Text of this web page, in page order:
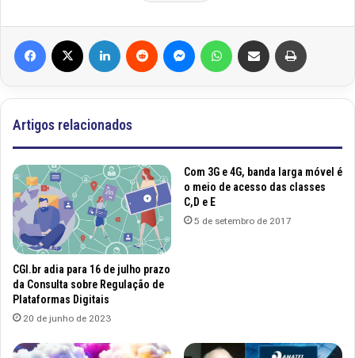
Artigos relacionados
CGI.br adia para 16 de julho prazo
da Consulta sobre Regulação de
Plataformas Digitais
20 de junho de 2023
Com 3G e 4G, banda larga móvel é
o meio de acesso das classes
C,D e E
5 de setembro de 2017